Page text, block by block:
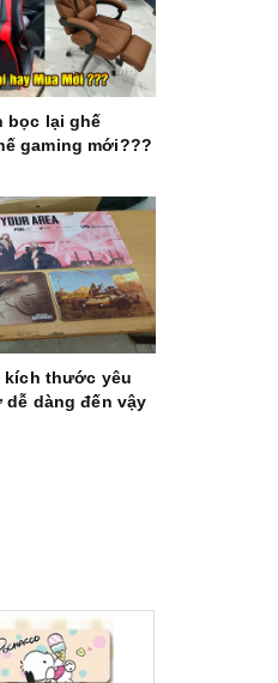
bọc lại ghế
gaming mới???
kích thước yêu
dễ dàng đến vậy